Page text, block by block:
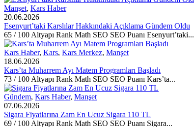
Manşet, Kars Haber
20.06.2026
Esenyurt’taki Karslılar Hakkındaki Açıklama Gündem Oldu
65 / 100 Altyapı Rank Math SEO SEO Puanı Esenyurt’taki...
Kars Haber, Kars, Kars Merkez, Manşet
18.06.2026
Kars’ta Muharrem Ayı Matem Programları Başladı
73 / 100 Altyapı Rank Math SEO SEO Puanı Kars’ta...
Gündem, Kars Haber, Manşet
07.06.2026
Sigara Fiyatlarına Zam En Ucuz Sigara 110 TL
69 / 100 Altyapı Rank Math SEO SEO Puanı Sigara...